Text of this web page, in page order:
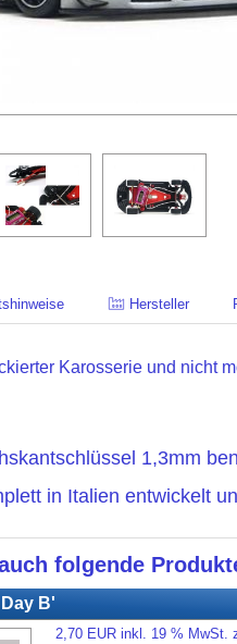
Hersteller
Karosserie und nicht
1,3mm
in Italien entwickelt
folgende
B'
2,70 EUR inkl. 19 % MwSt.